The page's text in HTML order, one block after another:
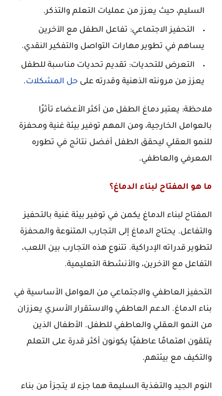
السليم، حيث يعزز من عمليات التعلم والتذكر.
التحفيز الاجتماعي: تفاعل الطفل مع الآخرين
يساهم في تطوير مهارات التواصل والتفكير النقدي.
التعرض للتحديات: تقديم تحديات مناسبة للطفل
يعزز من مرونته الذهنية وقدرته على حل المشكلات.
ملاحظة: يعتبر دماغ الطفل من أكثر الأعضاء تأثرًا
بالعوامل الخارجية، ومن المهم توفير بيئة غنية ومحفزة
للنمو العقلي ليحقق الطفل أفضل نتائج في تطوره
المعرفي والعاطفي.
ما هو المفتاح لبناء الدماغ؟
المفتاح لبناء الدماغ يكمن في توفير بيئة غنية بالتحفيز
والتفاعل. يحتاج الدماغ إلى التجارب المتنوعة والمحفزة
لتطوير قدراته الإدراكية. تتنوع هذه التجارب بين اللعب،
التفاعل مع الآخرين، والأنشطة التعليمية.
التحفيز العاطفي والاجتماعي من العوامل الأساسية في
بناء الدماغ. الدعم العاطفي والاستقرار الأسري يعززان
من النمو العقلي والعاطفي للطفل. الأطفال الذين
يتلقون اهتمامًا عاطفيًا يكونون أكثر قدرة على التعلم
والتكيف مع بيئتهم.
النوم الجيد والتغذية السليمة هما جزء لا يتجزأ من بناء